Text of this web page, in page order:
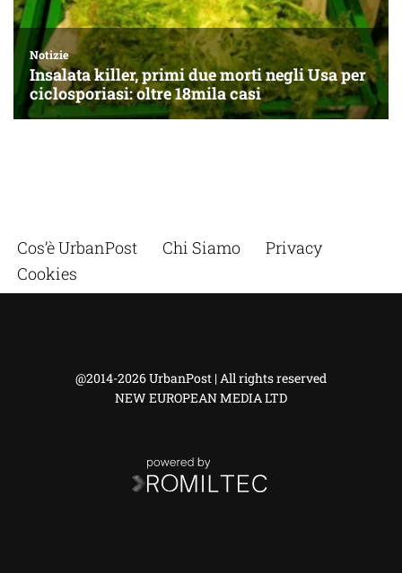
Cos’è UrbanPost Chi Siamo
Privacy
Cookies
@2014-2026 UrbanPost | All rights reserved
NEW EUROPEAN MEDIA LTD